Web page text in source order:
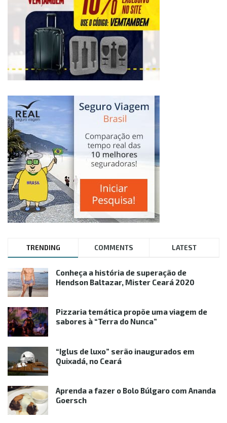
TRENDING COMMENTS LATEST
Conheça a história de superação de
Hendson Baltazar, Mister Ceará 2020
Pizzaria temática propõe uma viagem de
sabores à “Terra do Nunca”
“Iglus de luxo” serão inaugurados em
Quixadá, no Ceará
Aprenda a fazer o Bolo Búlgaro com Ananda
Goersch